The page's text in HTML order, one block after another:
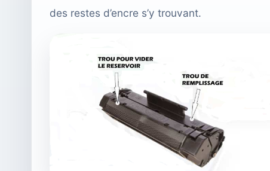
des restes d’encre s’y trouvant.